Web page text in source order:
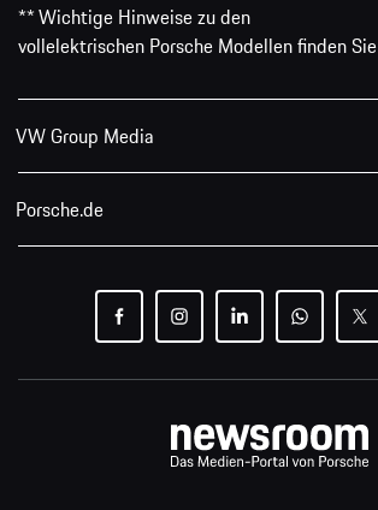
** Wichtige Hinweise zu den
vollelektrischen Porsche Modellen finden Sie
VW Group Media
Porsche.de